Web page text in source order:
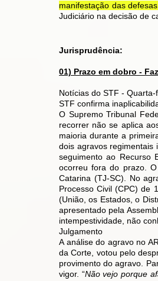
manifestação das
Judiciário na decisão de
Jurisprudência:
01) Prazo em dobro -
Notícias do STF -
STF confirma
O Supremo Tribunal
recorrer não se aplica
maioria durante a
dois agravos regimentais
seguimento ao Recurso
ocorreu fora do prazo.
Catarina (TJ-SC). No
Processo Civil (CPC) de
(União, os Estados, o
apresentado pela
intempestividade, não
Julgamento
A análise do agravo no
da Corte, votou pelo
provimento do agravo.
vigor. “Não vejo porque